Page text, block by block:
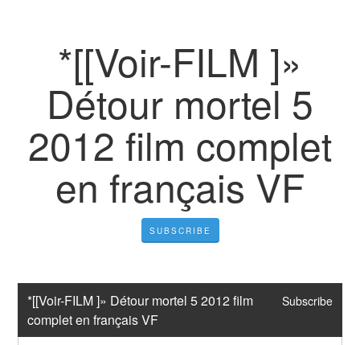
*[[Voir-FILM ]»
Détour mortel 5
2012 film complet
en français VF
SUBSCRIBE
*[[Voir-FILM ]» Détour mortel 5 2012 film
complet en français VF
Subscribe